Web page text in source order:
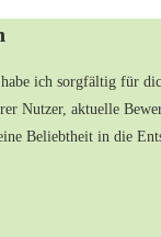
ich sorgfältig für
Nutzer, aktuelle
Beliebtheit in die